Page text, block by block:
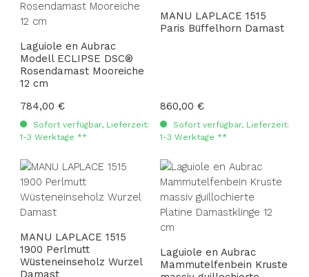
Laguiole en Aubrac
Modell ECLIPSE DSC®
Rosendamast Mooreiche
12 cm
Regulärer Preis:
784,00 €
Sofort verfügbar, Lieferzeit:
1-3 Werktage **
MANU LAPLACE 1515
Paris Büffelhorn Damast
Regulärer Preis:
860,00 €
Sofort verfügbar, Lieferzeit:
1-3 Werktage **
MANU LAPLACE 1515
1900 Perlmutt
Wüsteneinseholz Wurzel
Damast
Laguiole en Aubrac
Mammutelfenbein Kruste